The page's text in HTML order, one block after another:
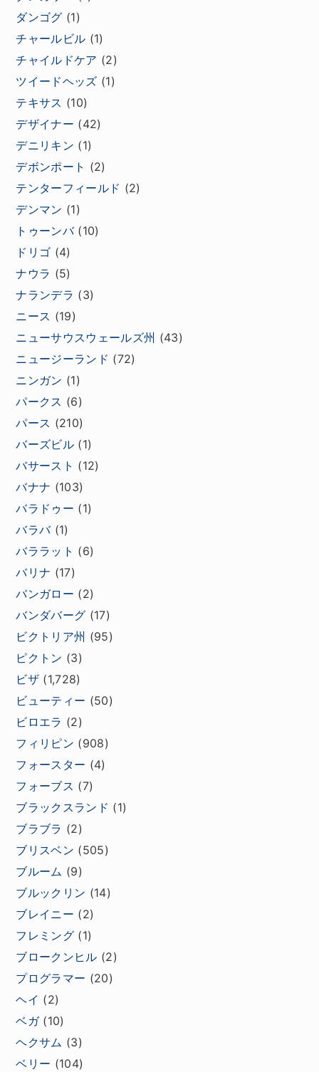
ダンゴグ (1)
チャールビル (1)
チャイルドケア (2)
ツイードヘッズ (1)
テキサス (10)
デザイナー (42)
デニリキン (1)
デボンポート (2)
テンターフィールド (2)
デンマン (1)
トゥーンバ(10)
ドリゴ (4)
ナウラ (5)
ナランデラ (3)
ニース (19)
ニューサウスウェールズ州 (43)
ニュージーランド (72)
ニンガン (1)
パークス (6)
パース (210)
バーズビル (1)
バサースト (12)
バナナ (103)
バラドゥー (1)
バラバ(1)
バララット (6)
バリナ (17)
バンガロー (2)
バンダバーグ (17)
ビクトリア州 (95)
ピクトン (3)
ビザ (1,728)
ビューティー (50)
ビロエラ (2)
フィリピン (908)
フォースター (4)
フォーブス (7)
ブラックスランド (1)
ブラブラ (2)
ブリスベン (505)
ブルーム (9)
ブルックリン (14)
ブレイニー (2)
フレミング (1)
ブロークンヒル (2)
プログラマー (20)
ヘイ (2)
ベガ(10)
ヘクサム (3)
ベリー (104)